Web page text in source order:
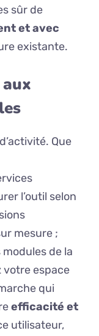
sûr de
et avec
existante.
Que
l’outil selon
mesure ;
de la
votre espace
qui
efficacité et
utilisateur,